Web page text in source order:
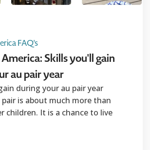
FAQ's
Skills you'll gain
au pair year
during your au pair year
pair is about much more than
children. It is a chance to live